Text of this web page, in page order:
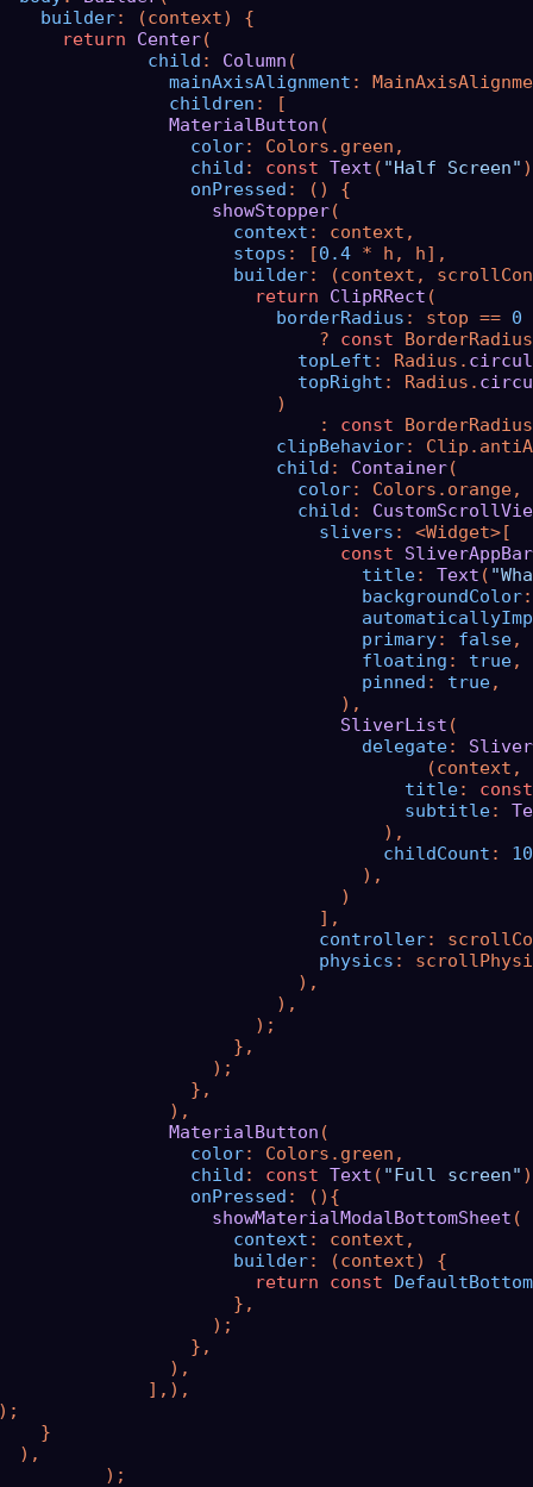
builder: (context) {
return
Center(
child : Column (
mainAxisAlignment :
children : [
MaterialButton (
color: Colors.green,
child : const Text ( "Half Screen"
onPressed : () {
showStopper(
context : context,
stops : [0.4 * h, h],
builder: (context,
return
ClipRRect (
borderRadius : stop == 0
?
const
topLeft : Radius.
topRight : Radius.
)
:
const
clipBehavior:
child : Container(
color: Colors.orange,
child :
slivers : <Widget>[
const
SliverAppBar
title: Text (
backgroundColor
primary: false,
floating : true,
pinned : true,
),
SliverList (
delegate:
title: const
subtitle:
),
childCount :
),
)
],
controller:
physics :
),
),
);
},
);
},
),
MaterialButton (
color: Colors.green,
child : const Text ( "Full screen"
onPressed : (){
showMaterialModalBottomSheet (
context : context,
builder: (context) {
return
const
},
);
},
),
],),
}
),
);